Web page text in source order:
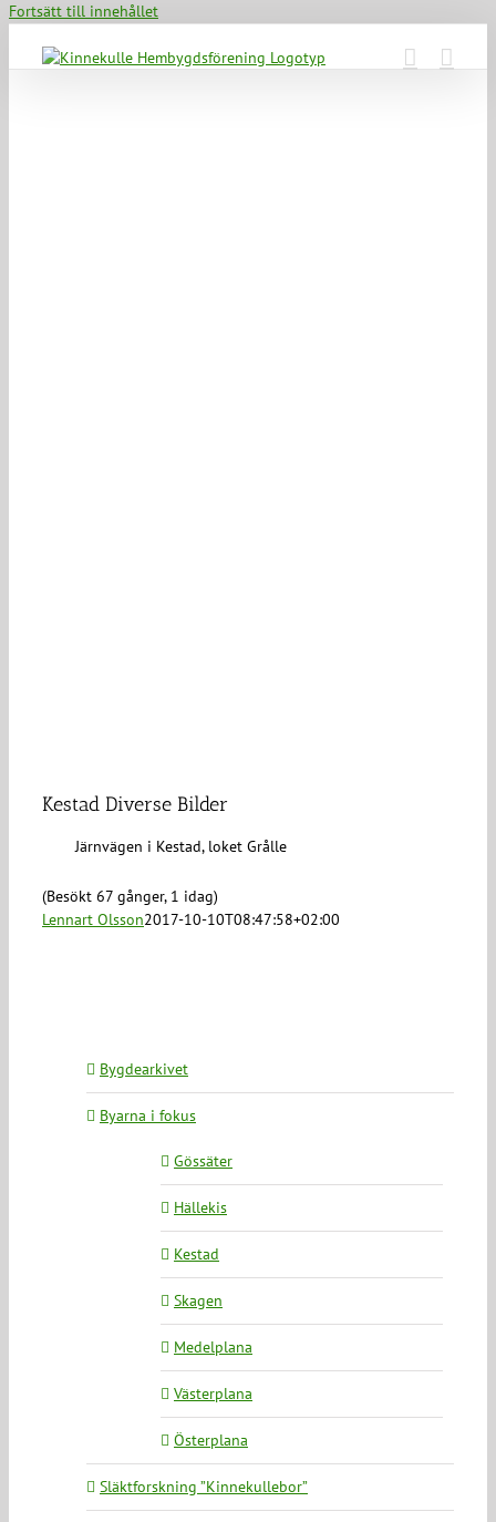
Fortsätt till innehållet
Kestad Diverse Bilder
Järnvägen i Kestad, loket Grålle
(Besökt 67 gånger, 1 idag)
Lennart Olsson2017-10-10T08:47:58+02:00
Bygdearkivet
Byarna i fokus
Gössäter
Hällekis
Kestad
Skagen
Medelplana
Västerplana
Österplana
Släktforskning ”Kinnekullebor”